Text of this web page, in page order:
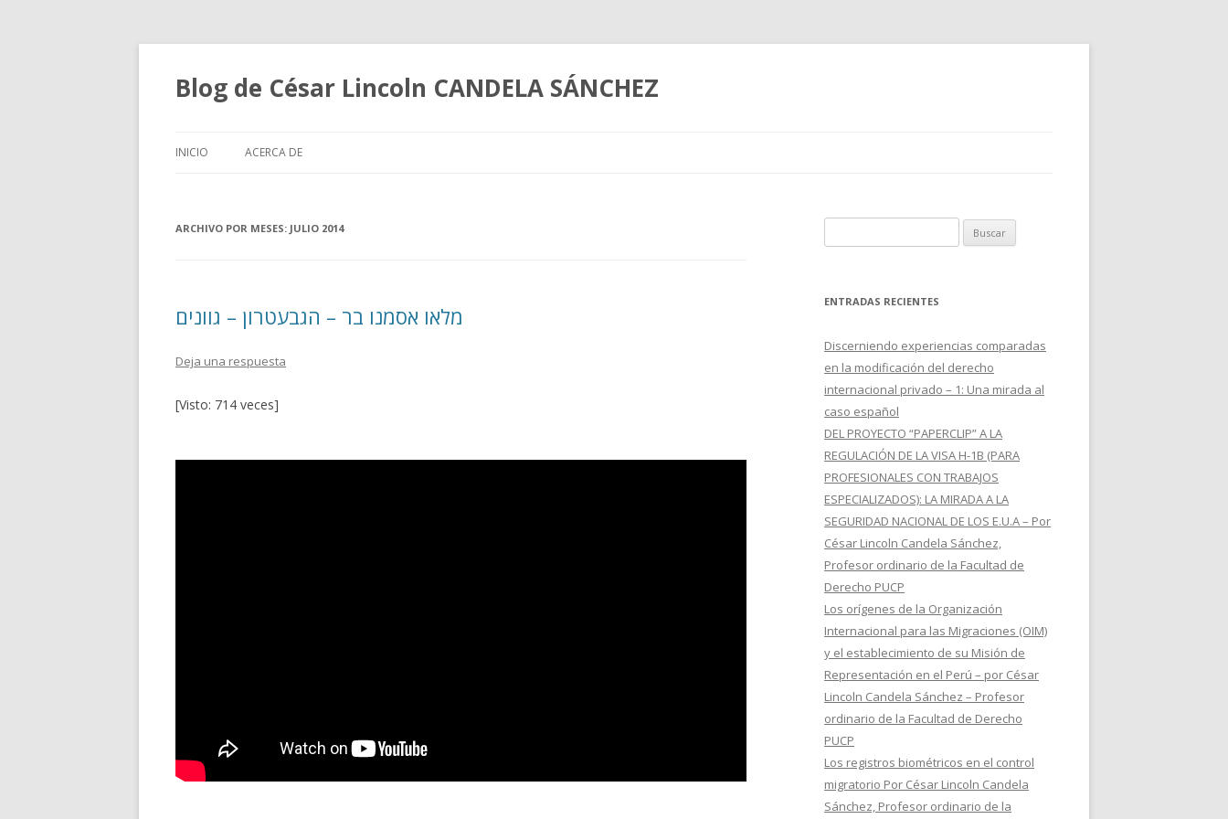
Blog de César Lincoln CANDELA SÁNCHEZ
INICIO ACERCA DE
ARCHIVO POR MESES: JULIO 2014
מלאו אסמנו בר – הגבעטרון – גוונים
Deja una respuesta
[Visto: 714 veces]
u
c
r
ENTRADAS RECIENTES
Discerniendo experiencias comparadas
en la modificación del derecho
internacional privado – 1: Una mirada al
caso español
DEL PROYECTO “PAPERCLIP” A LA
REGULACIÓN DE LA VISA H-1B (PARA
PROFESIONALES CON TRABAJOS
ESPECIALIZADOS): LA MIRADA A LA
SEGURIDAD NACIONAL DE LOS E.U.A – Por
César Lincoln Candela Sánchez,
Profesor ordinario de la Facultad de
Derecho PUCP
Los orígenes de la Organización
Internacional para las Migraciones (OIM)
y el establecimiento de su Misión de
Representación en el Perú – por César
Lincoln Candela Sánchez – Profesor
ordinario de la Facultad de Derecho
PUCP
Los registros biométricos en el control
migratorio Por César Lincoln Candela
Sánchez, Profesor ordinario de la